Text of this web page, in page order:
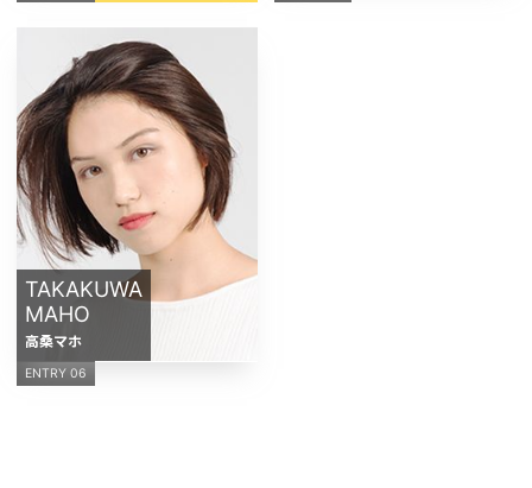
TAKAKUWA
MAHO
高桑マホ
ENTRY 06